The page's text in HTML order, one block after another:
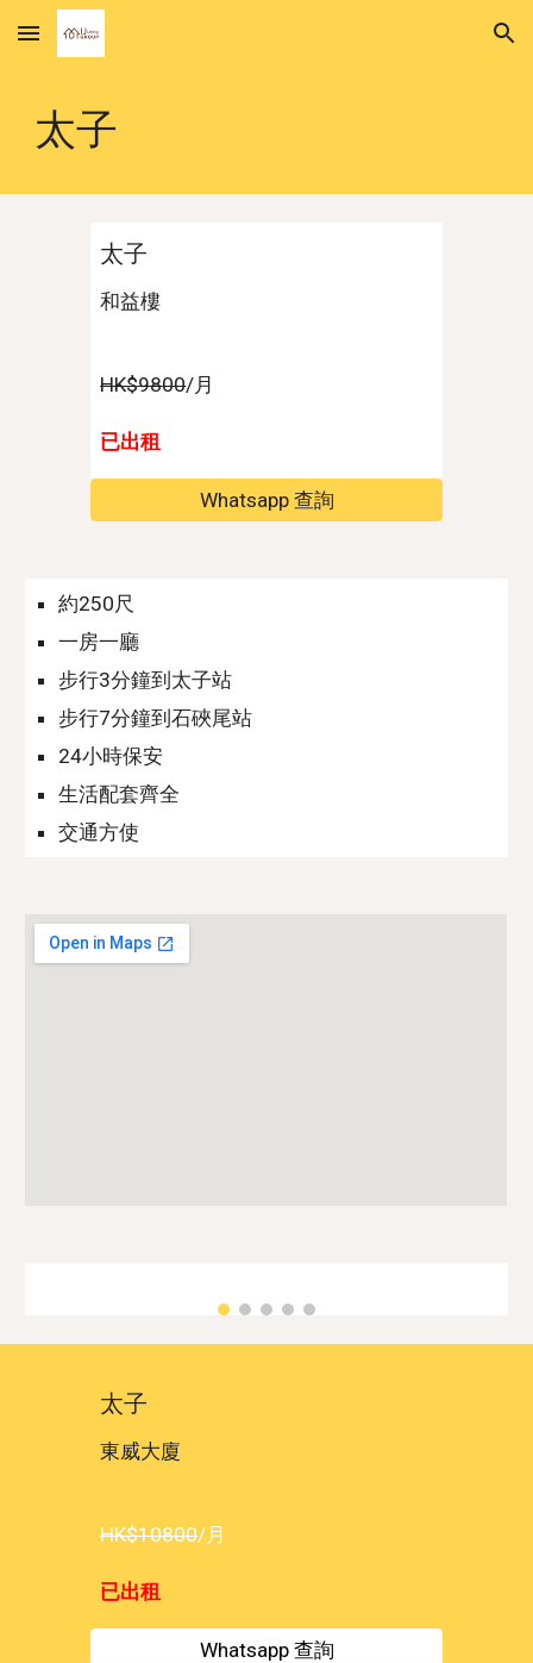
Skip to main content Skip to navigation
太子
太子
和益樓
HK$9800/月
已出租
Whatsapp 查詢
約250尺
一房一廳
步行3分鐘到 太子站
步行7分鐘到石硤尾站
24小時保安
生活配套齊全
交通方使
太子
東威大廈
HK$10800/月
已出租
Whatsapp 查詢